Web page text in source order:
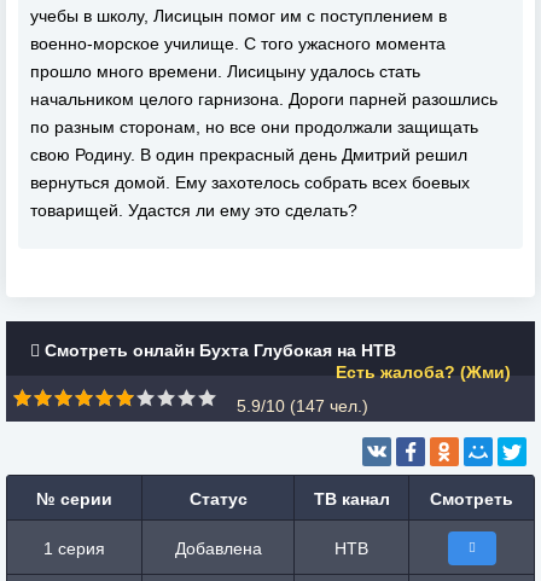
учебы в школу, Лисицын помог им с поступлением в
военно-морское училище. С того ужасного момента
прошло много времени. Лисицыну удалось стать
начальником целого гарнизона. Дороги парней разошлись
по разным сторонам, но все они продолжали защищать
свою Родину. В один прекрасный день Дмитрий решил
вернуться домой. Ему захотелось собрать всех боевых
товарищей. Удастся ли ему это сделать?
Смотреть онлайн Бухта Глубокая на НТВ
Есть жалоба? (Жми)
5.9/10 (147 чел.)
№ серии Статус ТВ канал Смотреть
1 серия Добавлена НТВ